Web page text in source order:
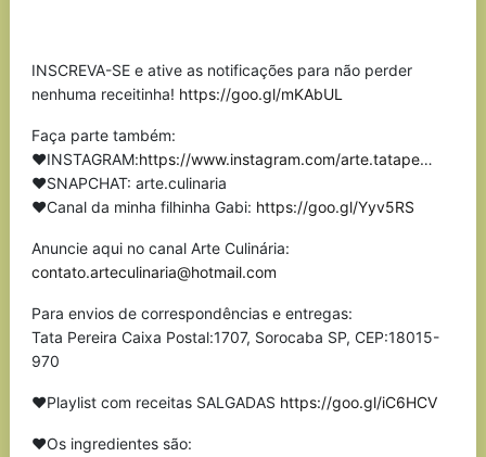
INSCREVA-SE e ative as notificações para não perder
nenhuma receitinha! https://goo.gl/mKAbUL
Faça parte também:
❤INSTAGRAM:https://www.instagram.com/arte.tatape…
❤SNAPCHAT: arte.culinaria
❤Canal da minha filhinha Gabi: https://goo.gl/Yyv5RS
Anuncie aqui no canal Arte Culinária:
contato.arteculinaria@hotmail.com
Para envios de correspondências e entregas:
Tata Pereira Caixa Postal:1707, Sorocaba SP, CEP:18015-
970
❤Playlist com receitas SALGADAS https://goo.gl/iC6HCV
❤Os ingredientes são: